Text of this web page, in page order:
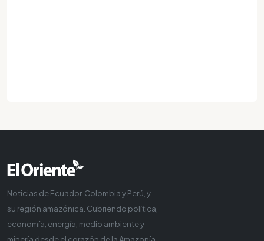
Noticias de Ecuador, Colombia y Perú, y
su región amazónica. Cubriendo política,
economía, energía, medio ambiente y
minería desde el corazón de la Amazonía